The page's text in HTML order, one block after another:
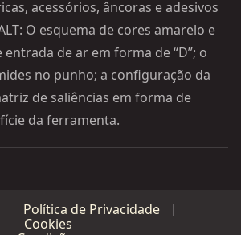
acessórios, âncoras e adesivos
O esquema de cores amarelo e
de ar em forma de “D”; o
no punho; a configuração da
de saliências em forma de
da ferramenta.
Política de Privacidade
Cookies